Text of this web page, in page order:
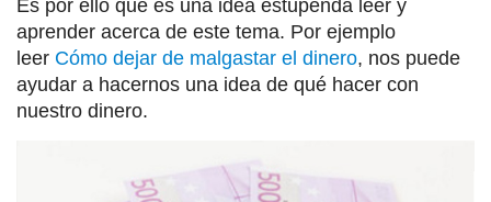
Es por ello que es una idea estupenda leer y
aprender acerca de este tema. Por ejemplo
leer Cómo dejar de malgastar el dinero, nos puede
ayudar a hacernos una idea de qué hacer con
nuestro dinero.